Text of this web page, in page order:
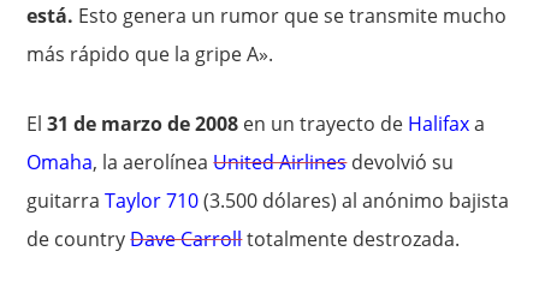
está. Esto genera un rumor que se transmite mucho
más rápido que la gripe A».
El31 de marzo de 2008 en un trayecto de Halifaxa
Omaha, la aerolíneaUnited Airlinesdevolvió su
guitarraTaylor 710(3.500 dólares) al anónimo bajista
de countryDave Carrolltotalmente destrozada.